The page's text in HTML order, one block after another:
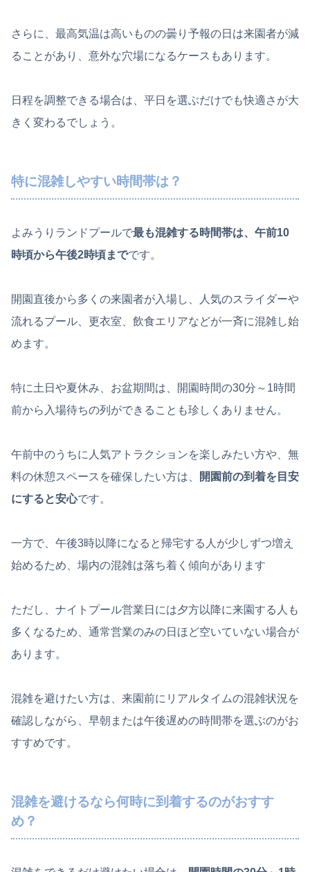
さらに、最高気温は高いものの曇り予報の日は来園者が減
ることがあり、意外な穴場になるケースもあります。
日程を調整できる場合は、平日を選ぶだけでも快適さが大
きく変わるでしょう。
特に混雑しやすい時間帯は？
よみうりランドプールで最も混雑する時間帯は、午前10
時頃から午後2時頃までです。
開園直後から多くの来園者が入場し、人気のスライダーや
流れるプール、更衣室、飲食エリアなどが一斉に混雑し始
めます。
特に土日や夏休み、お盆期間は、開園時間の30分～1時間
前から入場待ちの列ができることも珍しくありません。
午前中のうちに人気アトラクションを楽しみたい方や、無
料の休憩スペースを確保したい方は、
開園前の到着を目安
にすると安心です。
一方で、午後3時以降になると帰宅する人が少しずつ増え
始めるため、場内の混雑は落ち着く傾向があります
ただし、ナイトプール営業日には夕方以降に来園する人も
多くなるため、通常営業のみの日ほど空いていない場合が
あります。
混雑を避けたい方は、来園前にリアルタイムの混雑状況を
確認しながら、早朝または午後遅めの時間帯を選ぶのがお
すすめです。
混雑を避けるなら何時に到着するのがおすす
め？